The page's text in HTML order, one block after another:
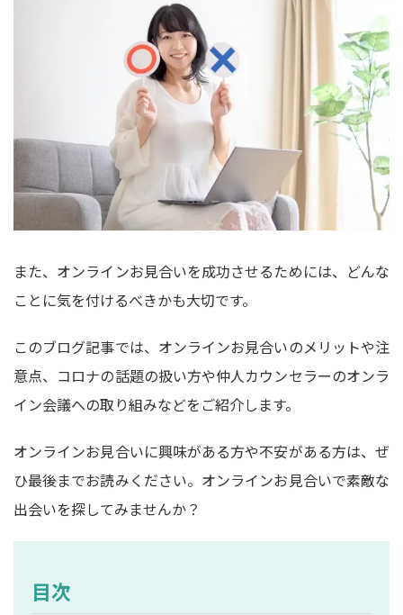
また、オンラインお見合いを成功させるためには、どんな
ことに気を付けるべきかも大切です。
このブログ記事では、オンラインお見合いのメリットや注
意点、コロナの話題の扱い方や仲人カウンセラーのオンラ
イン会議への取り組みなどをご紹介します。
オンラインお見合いに興味がある方や不安がある方は、ぜ
ひ最後までお読みください。オンラインお見合いで素敵な
出会いを探してみませんか？
目次